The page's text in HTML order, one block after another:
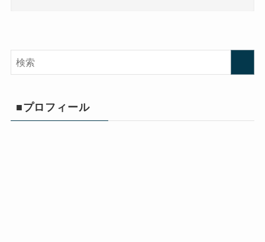
■プロフィール